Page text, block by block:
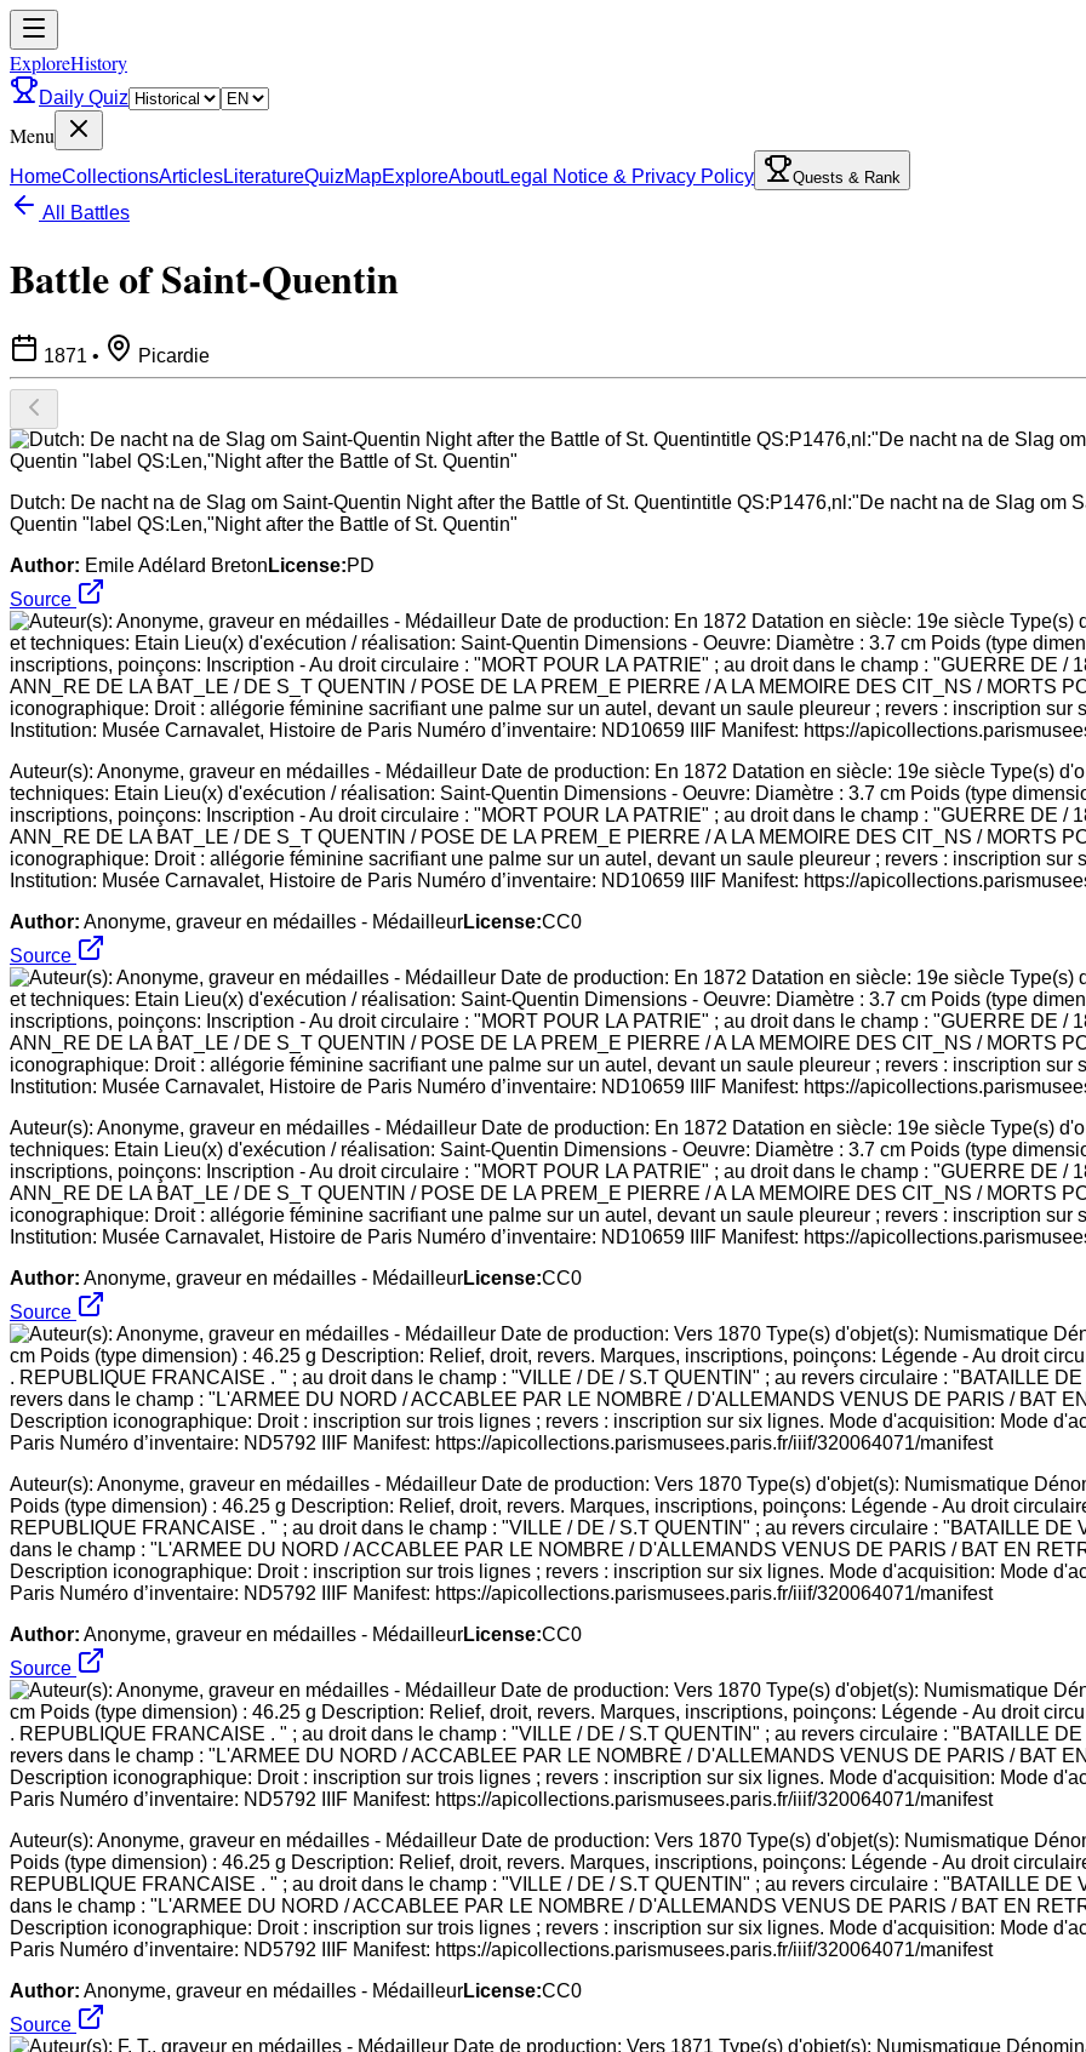
ExploreHistory
Daily Quiz
Menu
HomeCollectionsArticlesLiteratureQuizMapExploreAboutLegal Notice & Privacy Policy Quests & Rank
All Battles
Battle of Saint-Quentin
1871 • Picardie
Dutch: De nacht na de Slag om Saint-Quentin Night after the Battle of St. Quentintitle QS:P1476,nl:"De nacht na de Slag om
Quentin "label QS:Len,"Night after the Battle of St. Quentin"
Author: Emile Adélard Breton License:PD
Source
Auteur(s): Anonyme, graveur en médailles - Médailleur Date de production: En 1872 Datation en siècle: 19e siècle Type(s)
techniques: Etain Lieu(x) d'exécution / réalisation: Saint-Quentin Dimensions - Oeuvre: Diamètre : 3.7 cm Poids (type
inscriptions, poinçons: Inscription - Au droit circulaire : "MORT POUR LA PATRIE" ; au droit dans le champ : "GUERRE DE /
ANN_RE DE LA BAT_LE / DE S_T QUENTIN / POSE DE LA PREM_E PIERRE / A LA MEMOIRE DES CIT_NS / MORTS
iconographique: Droit : allégorie féminine sacrifiant une palme sur un autel, devant un saule pleureur ; revers : inscription
Institution: Musée Carnavalet, Histoire de Paris Numéro d’inventaire: ND10659 IIIF Manifest: https://
Author: Anonyme, graveur en médailles - MédailleurLicense:CC0
Source
Auteur(s): Anonyme, graveur en médailles - Médailleur Date de production: En 1872 Datation en siècle: 19e siècle Type(s)
techniques: Etain Lieu(x) d'exécution / réalisation: Saint-Quentin Dimensions - Oeuvre: Diamètre : 3.7 cm Poids (type
inscriptions, poinçons: Inscription - Au droit circulaire : "MORT POUR LA PATRIE" ; au droit dans le champ : "GUERRE DE /
ANN_RE DE LA BAT_LE / DE S_T QUENTIN / POSE DE LA PREM_E PIERRE / A LA MEMOIRE DES CIT_NS / MORTS
iconographique: Droit : allégorie féminine sacrifiant une palme sur un autel, devant un saule pleureur ; revers : inscription
Institution: Musée Carnavalet, Histoire de Paris Numéro d’inventaire: ND10659 IIIF Manifest: https://
Author: Anonyme, graveur en médailles - MédailleurLicense:CC0
Source
Auteur(s): Anonyme, graveur en médailles - Médailleur Date de production: Vers 1870 Type(s) d'objet(s): Numismatique
Poids (type dimension) : 46.25 g Description: Relief, droit, revers. Marques, inscriptions, poinçons: Légende - Au droit
REPUBLIQUE FRANCAISE . " ; au droit dans le champ : "VILLE / DE / S.T QUENTIN" ; au revers circulaire : "BATAILLE
dans le champ : "L'ARMEE DU NORD / ACCABLEE PAR LE NOMBRE / D'ALLEMANDS VENUS DE PARIS / BAT EN
Description iconographique: Droit : inscription sur trois lignes ; revers : inscription sur six lignes. Mode d'acquisition: Mode
Paris Numéro d’inventaire: ND5792 IIIF Manifest: https://apicollections.parismusees.paris.fr/iiif/320064071/manifest
Author: Anonyme, graveur en médailles - MédailleurLicense:CC0
Source
Auteur(s): Anonyme, graveur en médailles - Médailleur Date de production: Vers 1870 Type(s) d'objet(s): Numismatique
Poids (type dimension) : 46.25 g Description: Relief, droit, revers. Marques, inscriptions, poinçons: Légende - Au droit
REPUBLIQUE FRANCAISE . " ; au droit dans le champ : "VILLE / DE / S.T QUENTIN" ; au revers circulaire : "BATAILLE
dans le champ : "L'ARMEE DU NORD / ACCABLEE PAR LE NOMBRE / D'ALLEMANDS VENUS DE PARIS / BAT EN
Description iconographique: Droit : inscription sur trois lignes ; revers : inscription sur six lignes. Mode d'acquisition: Mode
Paris Numéro d’inventaire: ND5792 IIIF Manifest: https://apicollections.parismusees.paris.fr/iiif/320064071/manifest
Author: Anonyme, graveur en médailles - MédailleurLicense:CC0
Source